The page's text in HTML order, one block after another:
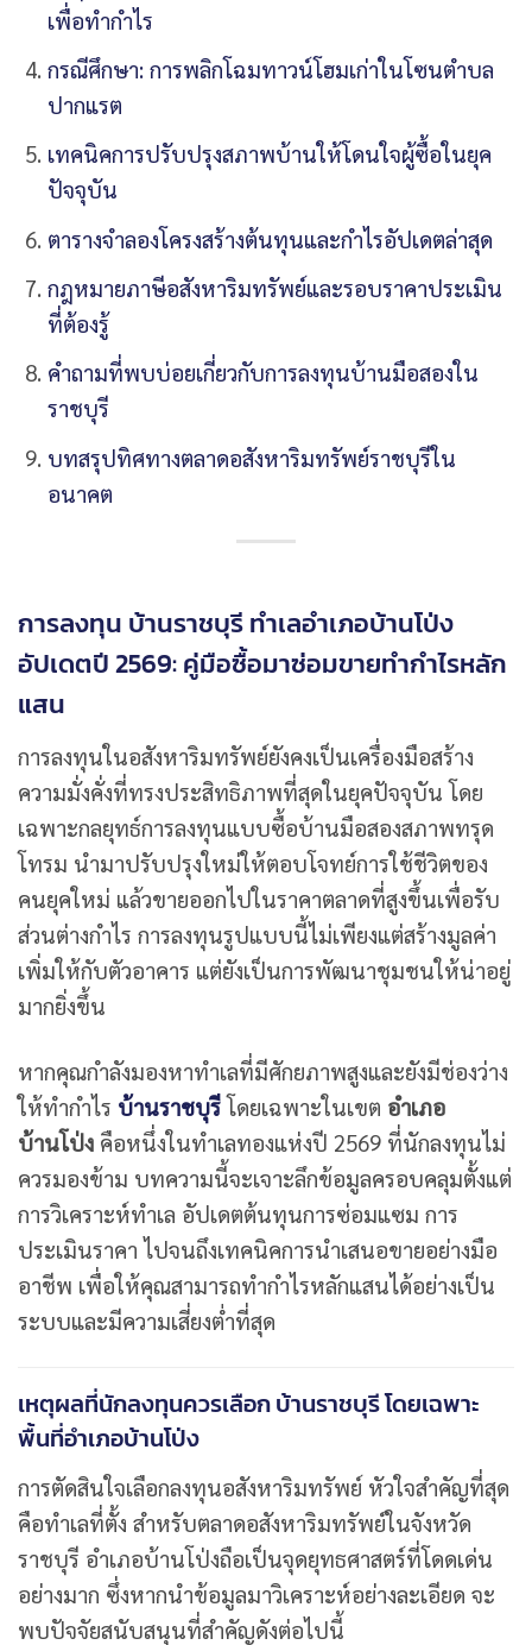
เพื่อทำกำไร
กรณีศึกษา: การพลิกโฉมทาวน์โฮมเก่าในโซนตำบล
ปากแรต
เทคนิคการปรับปรุงสภาพบ้านให้โดนใจผู้ซื้อในยุค
ปัจจุบัน
ตารางจำลองโครงสร้างต้นทุนและกำไรอัปเดตล่าสุด
กฎหมายภาษีอสังหาริมทรัพย์และรอบราคาประเมิน
ที่ต้องรู้
คำถามที่พบบ่อยเกี่ยวกับการลงทุนบ้านมือสองใน
ราชบุรี
บทสรุปทิศทางตลาดอสังหาริมทรัพย์ราชบุรีใน
อนาคต
การลงทุน บ้านราชบุรี ทำเลอำเภอบ้านโป่ง
อัปเดตปี 2569: คู่มือซื้อมาซ่อมขายทำกำไรหลัก
แสน
การลงทุนในอสังหาริมทรัพย์ยังคงเป็นเครื่องมือสร้าง
ความมั่งคั่งที่ทรงประสิทธิภาพที่สุดในยุคปัจจุบัน โดย
เฉพาะกลยุทธ์การลงทุนแบบซื้อบ้านมือสองสภาพทรุด
โทรม นำมาปรับปรุงใหม่ให้ตอบโจทย์การใช้ชีวิตของ
คนยุคใหม่ แล้วขายออกไปในราคาตลาดที่สูงขึ้นเพื่อรับ
ส่วนต่างกำไร การลงทุนรูปแบบนี้ไม่เพียงแต่สร้างมูลค่า
เพิ่มให้กับตัวอาคาร แต่ยังเป็นการพัฒนาชุมชนให้น่าอยู่
มากยิ่งขึ้น
หากคุณกำลังมองหาทำเลที่มีศักยภาพสูงและยังมีช่องว่าง
ให้ทำกำไร บ้านราชบุรีโดยเฉพาะในเขต อำเภอ
บ้านโป่ง คือหนึ่งในทำเลทองแห่งปี 2569 ที่นักลงทุนไม่
ควรมองข้าม บทความนี้จะเจาะลึกข้อมูลครอบคลุมตั้งแต่
การวิเคราะห์ทำเล อัปเดตต้นทุนการซ่อมแซม การ
ประเมินราคา ไปจนถึงเทคนิคการนำเสนอขายอย่างมือ
อาชีพ เพื่อให้คุณสามารถทำกำไรหลักแสนได้อย่างเป็น
ระบบและมีความเสี่ยงต่ำที่สุด
เหตุผลที่นักลงทุนควรเลือก บ้านราชบุรี โดยเฉพาะ
พื้นที่อำเภอบ้านโป่ง
การตัดสินใจเลือกลงทุนอสังหาริมทรัพย์ หัวใจสำคัญที่สุด
คือทำเลที่ตั้ง สำหรับตลาดอสังหาริมทรัพย์ในจังหวัด
ราชบุรี อำเภอบ้านโป่งถือเป็นจุดยุทธศาสตร์ที่โดดเด่น
อย่างมาก ซึ่งหากนำข้อมูลมาวิเคราะห์อย่างละเอียด จะ
พบปัจจัยสนับสนุนที่สำคัญดังต่อไปนี้